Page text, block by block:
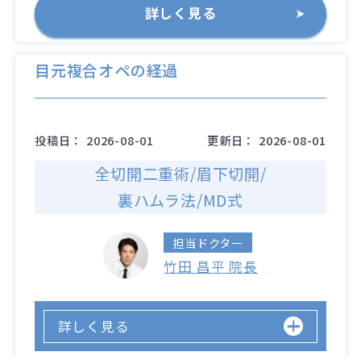
詳しく見る
目元複合オペの経過
投稿日： 2026-08-01 更新日： 2026-08-01
全切開二重術/眉下切開/
裏ハムラ法/MD式
担当ドクター
竹田 昌平 院長
詳しく見る